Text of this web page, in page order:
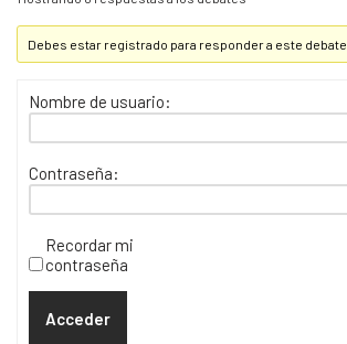
Debes estar registrado para responder a este debate.
Nombre de usuario:
Contraseña:
Recordar mi
contraseña
Acceder